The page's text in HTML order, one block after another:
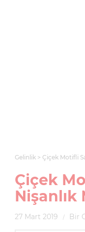
Gelinlik Çiçek Motifli
Çiçek
Nişanlık
27 Mart 2019 Bir